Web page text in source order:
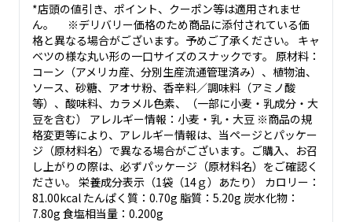
*店頭の値引き、ポイント、クーポン等は適用されませ
ん。 ※デリバリー価格のため商品に添付されている価
格と異なる場合がございます。予めご了承ください。 キャ
ベツの様な丸い形の一口サイズのスナックです。 原材料：
コーン（アメリカ産、分別生産流通管理済み）、植物油、
ソース、砂糖、アオサ粉、香辛料／調味料（アミノ酸
等）、酸味料、カラメル色素、（一部に小麦・乳成分・大
豆を含む） アレルギー情報：小麦・乳・大豆 ※商品の規
格変更等により、アレルギー情報は、当ページとパッケー
ジ（原材料名）で異なる場合がございます。ご購入、お召
し上がりの際は、必ずパッケージ（原材料名）をご確認く
ださい。 栄養成分表示（1袋（14ｇ）あたり） カロリー：
81.00kcal たんぱく質：0.70g 脂質：5.20g 炭水化物：
7.80g 食塩相当量：0.200g